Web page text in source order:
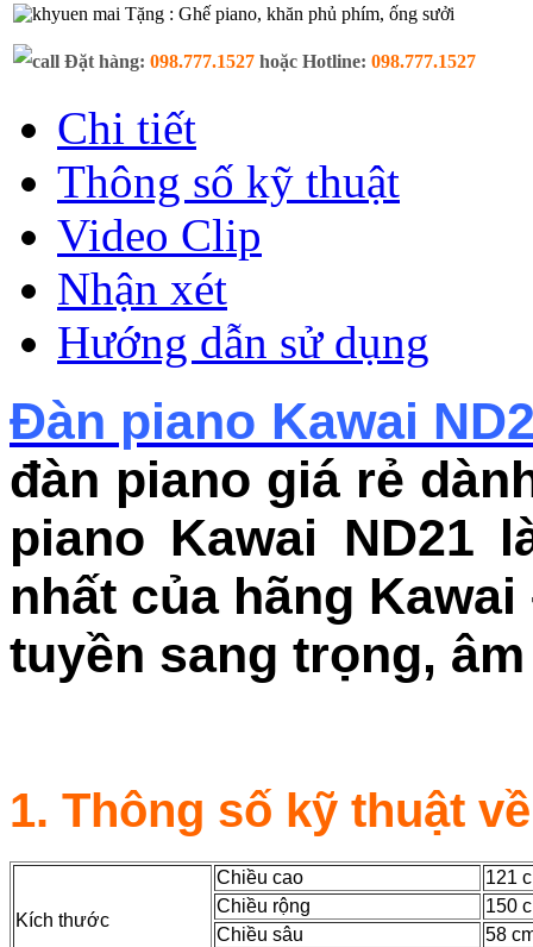
Tặng : Ghế piano, khăn phủ phím, ống sưởi
Đặt hàng: 098.777.1527 hoặc Hotline: 098.777.1527
Chi tiết
Thông số kỹ thuật
Video Clip
Nhận xét
Hướng dẫn sử dụng
Đàn piano Kawai
đàn piano giá rẻ
piano Kawai ND21
nhất của hãng
tuyền sang trọng,
1. Thông số kỹ thuật
Kích thước
Chiều cao
121
Chiều rộng
150
Chiều sâu
58